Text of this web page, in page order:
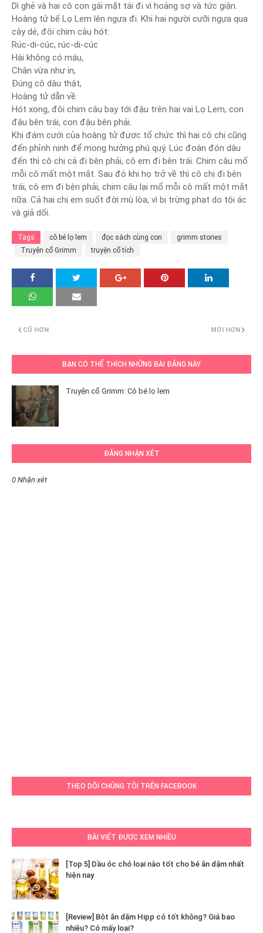
Dì ghẻ và hai cô con gái mặt tái đi vì hoảng sợ và tức giận.
Hoàng tử bế Lọ Lem lên ngựa đi. Khi hai người cưỡi ngựa qua
cây dẻ, đôi chim câu hót:
Rúc-di-cúc, rúc-di-cúc
Hài không có máu,
Chân vừa như in,
Đúng cô dâu thật,
Hoàng tử dẫn về.
Hót xong, đôi chim câu bay tới đậu trên hai vai Lọ Lem, con
đậu bên trái, con đậu bên phải.
Khi đám cưới của hoàng tử được tổ chức thì hai cô chị cũng
đến phỉnh nịnh để mong hưởng phú quý. Lúc đoàn đón dâu
đến thì cô chị cả đi bên phải, cô em đi bên trái. Chim câu mổ
mỗi cô mất một mắt. Sau đó khi họ trở về thì cô chị đi bên
trái, cô em đi bên phải, chim câu lại mổ mỗi cô mất một mắt
nữa. Cả hai chị em suốt đời mù lòa, vì bị trừng phạt do tội ác
và giả dối.
Tags cô bé lọ lem đọc sách cùng con
grimm stories
Truyện cổ Grimm
truyện cổ tích
MỚI HƠN
CŨ HƠN
BẠN CÓ THỂ THÍCH NHỮNG BÀI ĐĂNG NÀY
Truyện cổ Grimm: Cô bé lọ lem
ĐĂNG NHẬN XÉT
0 Nhận xét
THEO DÕI CHÚNG TÔI TRÊN FACEBOOK
BÀI VIẾT ĐƯỢC XEM NHIỀU
[Top 5] Dầu óc chó loại nào tốt cho bé ăn dặm nhất
hiện nay
[Review] Bột ăn dặm Hipp có tốt không? Giá bao
nhiêu? Có mấy loại?